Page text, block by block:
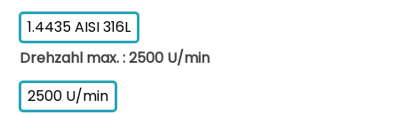
1.4435 AISI 316L
Drehzahl max.: 2500 U/min
2500 U/min